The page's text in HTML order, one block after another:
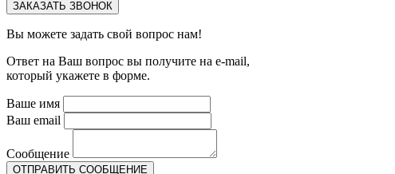
Вы можете задать свой вопрос нам!
Ответ на Ваш вопрос вы получите на e-mail,
который укажете в форме.
Ваше имя
Ваш email
Сообщение